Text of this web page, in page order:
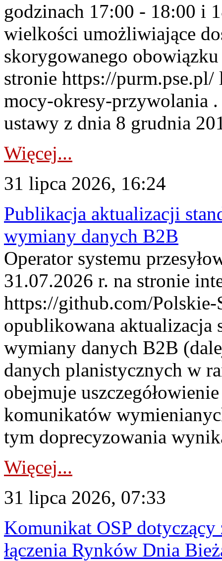
godzinach 17:00 - 18:00 i
wielkości umożliwiające
skorygowanego
stronie https://
mocy-okresy-przywolania
ustawy z dnia 8 grudnia
Więcej...
31 lipca 2026, 16:24
Publikacja aktualizacji
wymiany danych B2B
Operator systemu
31.07.2026 r. na stronie
https://github.com/Polskie-
opublikowana aktualizacja
wymiany danych B2B
danych planistycznych w
obejmuje
komunikatów
tym doprecyzowania
Więcej...
31 lipca 2026, 07:33
Komunikat OSP dotyczący
łączenia Rynków Dnia